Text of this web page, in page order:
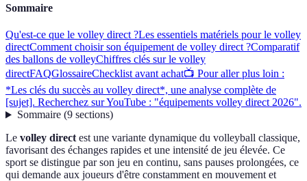
Sommaire
Qu'est-ce que le volley direct ?Les essentiels matériels pour le volley
directComment choisir son équipement de volley direct ?Comparatif
des ballons de volleyChiffres clés sur le volley
directFAQGlossaireChecklist avant achat📺 Pour aller plus loin :
*Les clés du succès au volley direct*, une analyse complète de
[sujet]. Recherchez sur YouTube : "équipements volley direct 2026".
Sommaire(9 sections)
Le volley directest une variante dynamique du volleyball classique,
favorisant des échanges rapides et une intensité de jeu élevée. Ce
sport se distingue par son jeu en continu, sans pauses prolongées, ce
qui demande aux joueurs d'être constamment en mouvement et